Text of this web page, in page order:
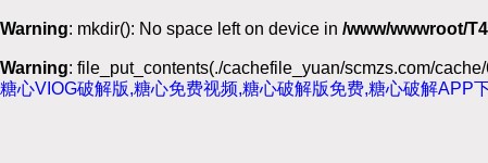
Warning: mkdir(): No space left on device in /www/wwwroot/
Warning: file_put_contents(./cachefile_yuan/scmzs.com/
糖心VIOG破解版,糖心免费视频,糖心破解版免费,糖心破解APP